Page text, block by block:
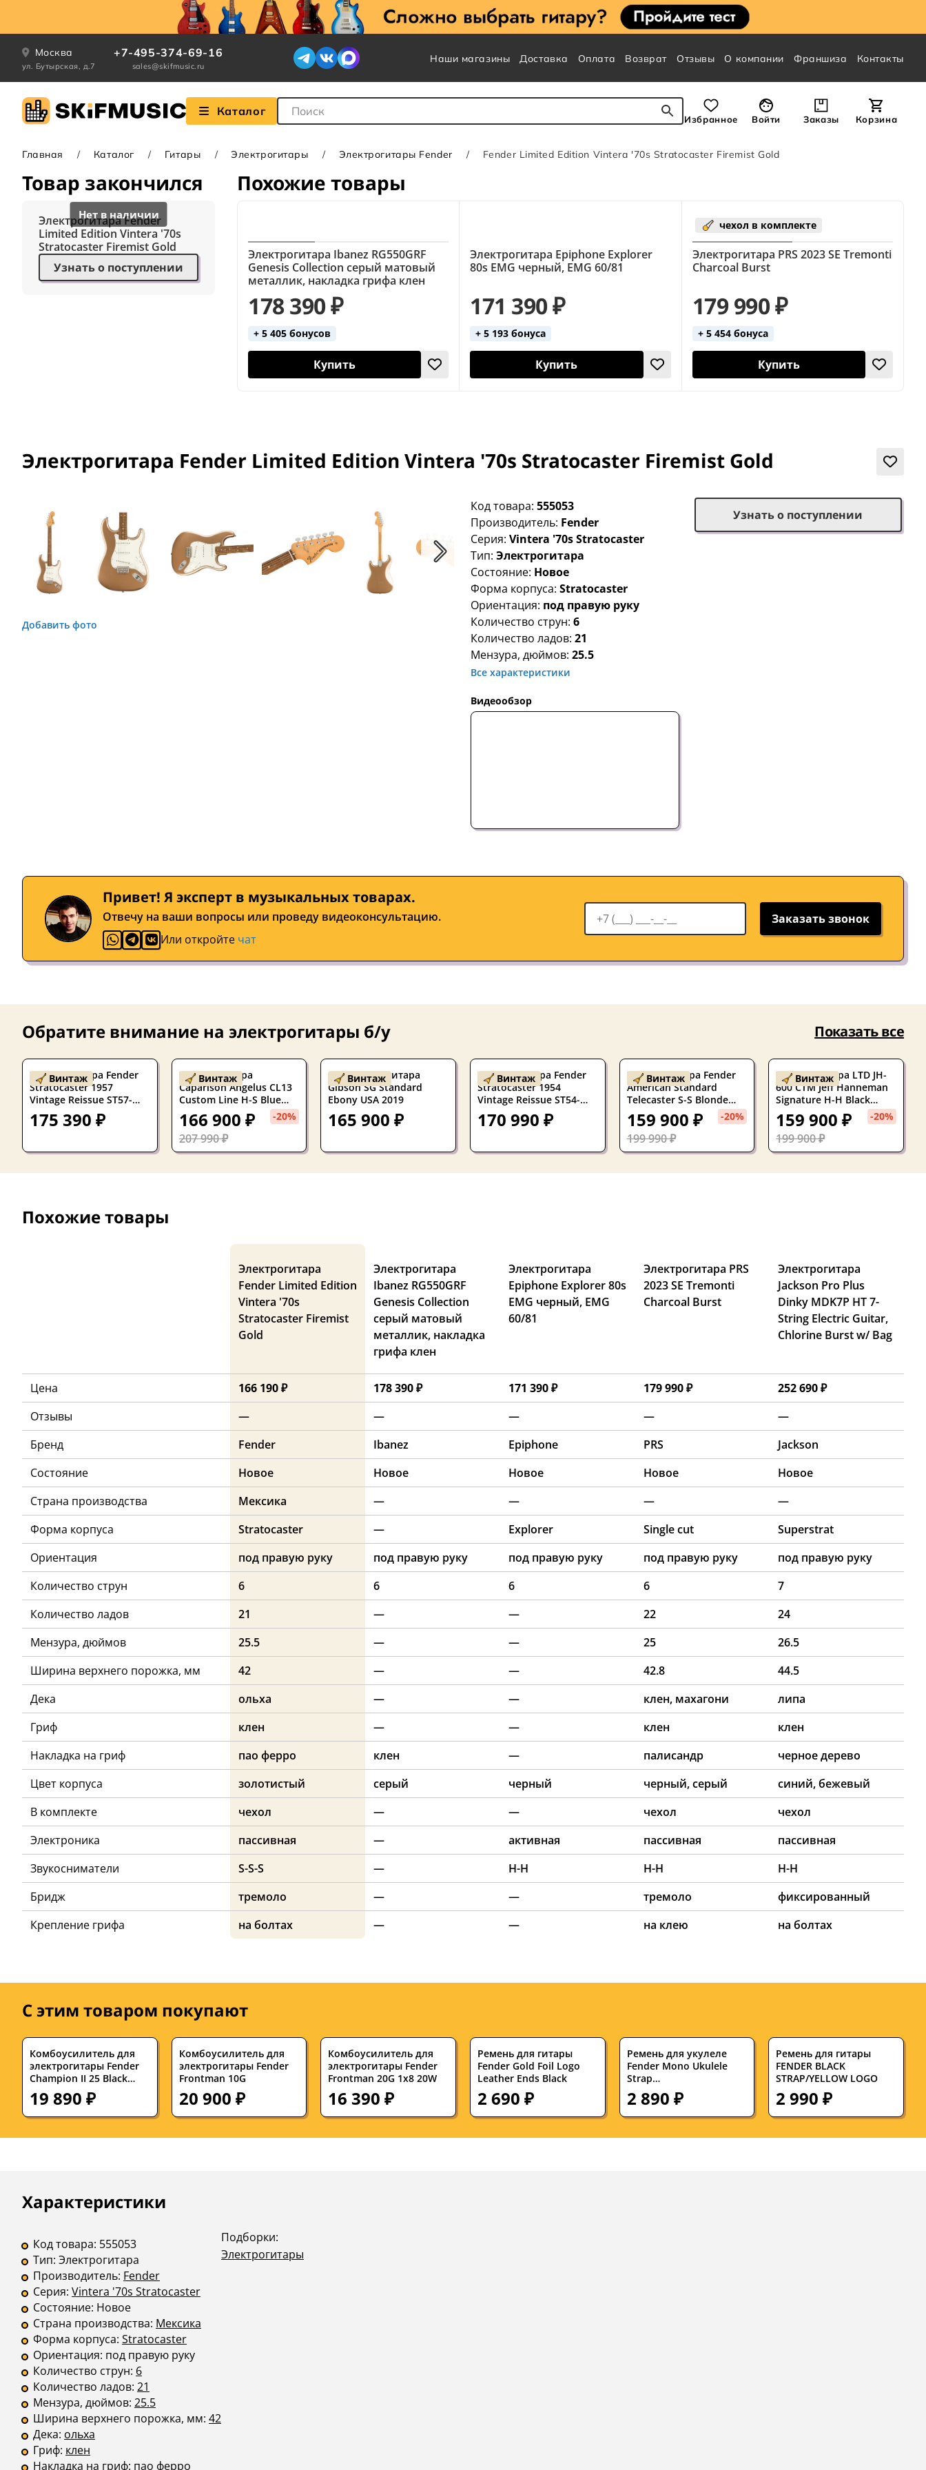
Москва
ул. Бутырская, д.7
+7-495-374-69-16
sales@skifmusic.ru
Наши магазины Доставка Оплата Возврат Отзывы О компании Франшиза Контакты
Каталог Поле для Поиска
Избранное Войти Заказы Корзина
Главная Каталог Гитары Электрогитары Электрогитары Fender Fender Limited Edition Vintera '70s Stratocaster Firemist Gold
Товар закончился
Электрогитара Fender
Limited Edition Vintera '70s
Stratocaster Firemist Gold
Узнать о поступлении
Похожие товары
Электрогитара Ibanez RG550GRF
Genesis Collection серый матовый
металлик, накладка грифа клен
178 390 ₽
+ 5 405 бонусов
Купить
Электрогитара Epiphone Explorer
80s EMG черный, EMG 60/81
171 390 ₽
+ 5 193 бонуса
Купить
Электрогитара PRS 2023 SE Tremonti
Charcoal Burst
чехол в комплекте
179 990 ₽
+ 5 454 бонуса
Купить
Электрогитара Fender Limited Edition Vintera '70s Stratocaster Firemist Gold
Добавить фото
Код товара:555053
Производитель: Fender
Серия:Vintera '70s Stratocaster
Тип:Электрогитара
Состояние: Новое
Форма корпуса:Stratocaster
Ориентация: под правую руку
Количество струн:6
Количество ладов:21
Мензура, дюймов:25.5
Все характеристики
Видеообзор
Узнать о поступлении
Привет! Я эксперт в музыкальных товарах.
Отвечу на ваши вопросы или проведу видеоконсультацию.
Или откройте чат
Заказать звонок
Обратите внимание на электрогитары б/у Показать все
Винтаж
Электрогитара Fender
Stratocaster 1957
Vintage Reissue ST57-
78TX SSS Sunburst
w/gigbag Japan 2008
175 390 ₽
Винтаж
Электрогитара
Caparison Angelus CL13
Custom Line H-S Blue
Japan 2000's W/Case
166 900 ₽ -20%
207 990 ₽
Винтаж
Б/У Электрогитара
Gibson SG Standard
Ebony USA 2019
165 900 ₽
Винтаж
Электрогитара Fender
Stratocaster 1954
Vintage Reissue ST54-
95LS SSS Black w/gigbag
Japan 1999
170 990 ₽
Винтаж
Электрогитара Fender
American Standard
Telecaster S-S Blonde
USA W/Case
159 900 ₽ -20%
199 990 ₽
Винтаж
Электрогитара LTD JH-
600 CTM Jeff Hanneman
Signature H-H Black
Korea
159 900 ₽ -20%
199 900 ₽
Похожие товары
Электрогитара
Fender Limited Edition
Vintera '70s
Stratocaster Firemist
Gold
Электрогитара
Ibanez RG550GRF
Genesis Collection
серый матовый
металлик, накладка
грифа клен
Электрогитара
Epiphone Explorer 80s
EMG черный, EMG
60/81
Электрогитара PRS
2023 SE Tremonti
Charcoal Burst
Электрогитара
Jackson Pro Plus
Dinky MDK7P HT 7-
String Electric Guitar,
Chlorine Burst w/ Bag
Цена 166 190 ₽ 178 390 ₽ 171 390 ₽ 179 990 ₽
252 690 ₽
Отзывы
— — — —
—
Бренд
Fender Ibanez Epiphone PRS
Jackson
Состояние
Новое Новое Новое Новое
Новое
Страна производства
Мексика — — —
—
Форма корпуса
Stratocaster — Explorer Single cut
Superstrat
Ориентация
под правую руку под правую руку под правую руку под правую руку
под правую руку
Количество струн
6 6 6 6
7
Количество ладов
21 — — 22
24
Мензура, дюймов
25.5 — — 25
26.5
Ширина верхнего порожка, мм
42 — — 42.8
44.5
Дека
ольха — — клен, махагони
липа
Гриф
клен — — клен
клен
Накладка на гриф
пао ферро клен — палисандр
черное дерево
Цвет корпуса
золотистый серый черный черный, серый
синий, бежевый
В комплекте
чехол — — чехол
чехол
Электроника
пассивная — активная пассивная
пассивная
Звукосниматели
S-S-S — H-H H-H
H-H
Бридж
тремоло — — тремоло
фиксированный
Крепление грифа
на болтах — — на клею на болтах
С этим товаром покупают
Комбоусилитель для
электрогитары Fender
Champion II 25 Black
25W 1x8
19 890 ₽
Комбоусилитель для
электрогитары Fender
Frontman 10G
20 900 ₽
Комбоусилитель для
электрогитары Fender
Frontman 20G 1x8 20W
16 390 ₽
Ремень для гитары
Fender Gold Foil Logo
Leather Ends Black
2 690 ₽
Ремень для укулеле
Fender Mono Ukulele
Strap
White/Brown/Yellow
2 890 ₽
Ремень для гитары
FENDER BLACK
STRAP/YELLOW LOGO
2 990 ₽
Описание
Характеристики
Инструкции
Код товара: 555053
Тип: Электрогитара
Производитель: Fender
Серия: Vintera '70s Stratocaster
Состояние: Новое
Страна производства: Мексика
Форма корпуса: Stratocaster
Ориентация: под правую руку
Количество струн: 6
Количество ладов: 21
Мензура, дюймов: 25.5
Ширина верхнего порожка, мм: 42
Дека: ольха
Гриф: клен
Накладка на гриф: пао ферро
Подборки:
Электрогитары